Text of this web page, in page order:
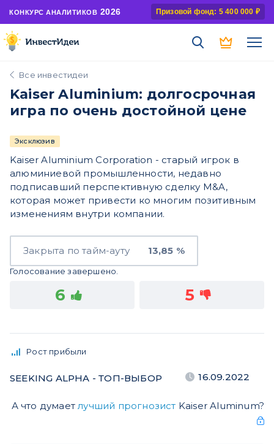
КОНКУРС АНАЛИТИКОВ 2026 Призовой фонд: 5 400 000 ₽
Все инвестидеи
Kaiser Aluminium: долгосрочная
игра по очень достойной цене
Эксклюзив
Kaiser Aluminium Corporation - старый игрок в
алюминиевой промышленности, недавно
подписавший перспективную сделку M&A,
которая может привести ко многим позитивным
изменениям внутри компании.
Закрыта по тайм-ауту 13,85 %
Голосование завершено.
6 5
Рост прибыли
SEEKING ALPHA - ТОП-ВЫБОР 16.09.2022
А что думает лучший прогнозист Kaiser Aluminum?